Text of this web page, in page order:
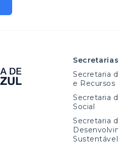
Secretarias
Secretaria
e
Secretaria
Social
Secretaria
Sustentável